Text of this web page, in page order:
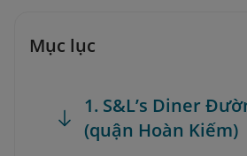
Mục lục
1. S&L’s Diner
(quận Hoàn Kiếm)